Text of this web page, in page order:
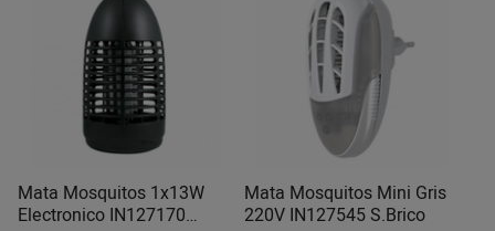
Mata Mosquitos 1x13W
Electronico IN127170
Mata Mosquitos Mini Gris
220V IN127545 S.Brico